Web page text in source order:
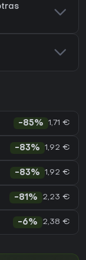
-85% 1,71 €
-83% 1,92 €
-83% 1,92 €
-81% 2,23 €
-6% 2,38 €